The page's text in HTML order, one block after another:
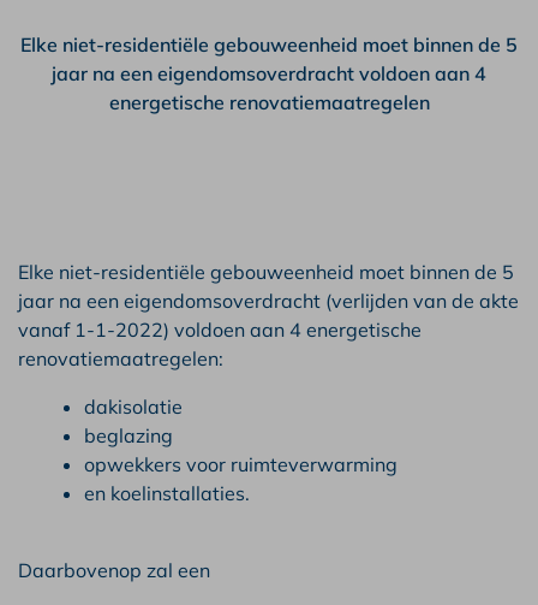
Elke niet-residentiële gebouweenheid moet binnen de 5
jaar na een eigendomsoverdracht voldoen aan 4
energetische renovatiemaatregelen
Elke niet-residentiële gebouweenheid moet binnen de 5
jaar na een eigendomsoverdracht (verlijden van de akte
vanaf 1-1-2022) voldoen aan 4 energetische
renovatiemaatregelen:
dakisolatie
beglazing
opwekkers voor ruimteverwarming
en koelinstallaties.
Daarbovenop zal een